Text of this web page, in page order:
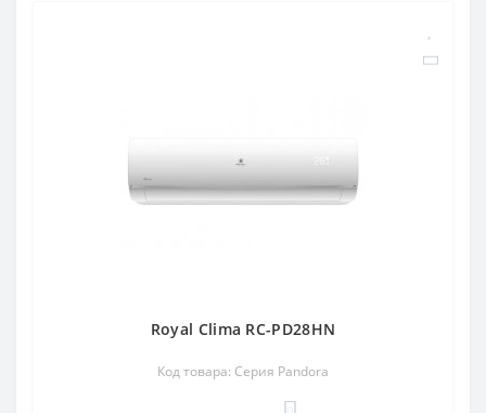
Royal Clima RC-PD28HN
Код товара: Серия Pandora